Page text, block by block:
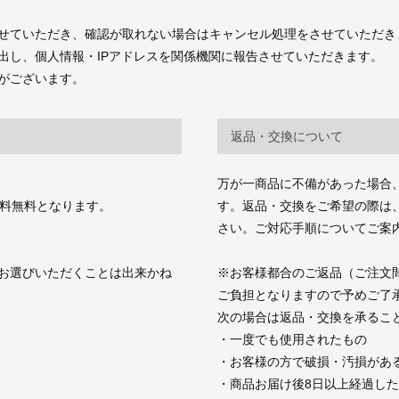
いただき、確認が取れない場合はキャンセル処理をさせていただ
、個人情報・IPアドレスを関係機関に報告させていただきます。
ございます。
無料となります。
選びいただくことは出来かね
返品・交換について
万が一商品に不備があった場合
す。返品・交換をご希望の際
さい。ご対応手順についてご案
※お客様都合のご返品（ご注文
ご負担となりますので予めご了
次の場合は返品・交換を承るこ
・一度でも使用されたもの
・お客様の方で破損・汚損があ
・商品お届け後8日以上経過し